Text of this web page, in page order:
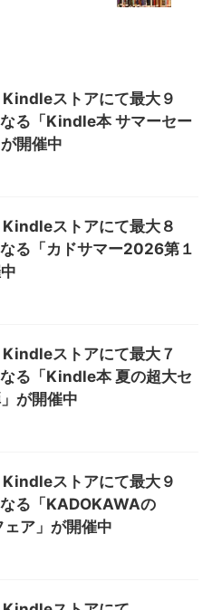
ストアにて最大９
なる「Kindle本 サマーセー
開催中
ストアにて最大８
る「カドサマー2026第１
ストアにて最大７
なる「Kindle本 夏の超大セ
が開催中
ストアにて最大９
なる「KADOKAWAの
ア」が開催中